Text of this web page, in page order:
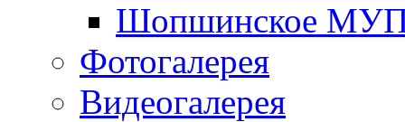
Шопшинское
Фотогалерея
Видеогалерея